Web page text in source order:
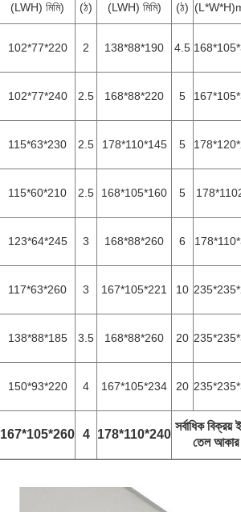
(LWH) মিমি)
(ঠ)
(LWH) মিমি)
(ঠ)
102*77*220 2 138*88*190 4.5
102*77*240 2.5 168*88*220 5
115*63*230 2.5 178*110*145 5
115*60*210 2.5 168*105*160 5
123*64*245 3 168*88*260 6
117*63*260 3 167*105*221 10
138*88*185 3.5 168*88*260 20
150*93*220 4 167*105*234 20
167*105*260 4 178*110*240
সর্বাধিক বিক্রয়
তেল আকার